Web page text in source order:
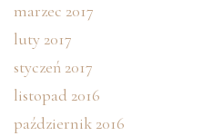
marzec 2017
luty 2017
styczeń 2017
listopad 2016
październik 2016